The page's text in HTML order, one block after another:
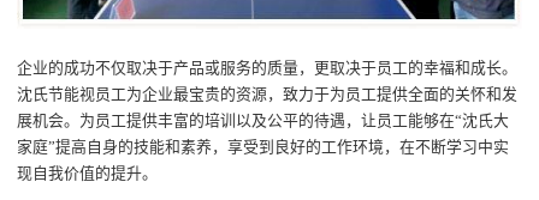
企业的成功不仅取决于产品或服务的质量，更取决于员工的幸福和成长。
沈氏节能视员工为企业最宝贵的资源 ，致力于为员工提供全面的关怀和发
展机会。 为员工提供丰富的培训以及公平的待遇，让员工能够在“沈氏大
家庭”提高自身的技能和素养，享受到良好的工作环境 ，在不断学习中实
现自我价值的提升。